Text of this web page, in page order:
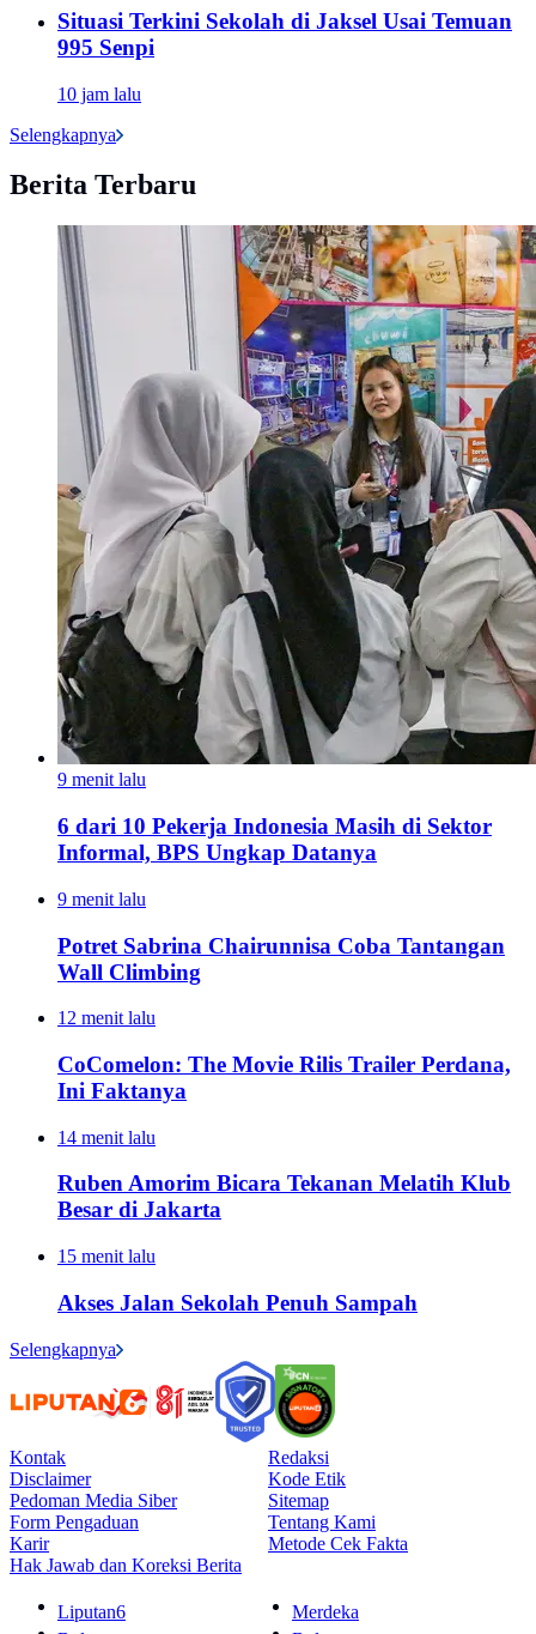
Situasi Terkini Sekolah di Jaksel Usai Temuan
995 Senpi
10 jam lalu
Selengkapnya
Berita Terbaru
9 menit lalu
6 dari 10 Pekerja Indonesia Masih di Sektor
Informal, BPS Ungkap Datanya
9 menit lalu
Potret Sabrina Chairunnisa Coba Tantangan
Wall Climbing
12 menit lalu
CoComelon: The Movie Rilis Trailer Perdana,
Ini Faktanya
14 menit lalu
Ruben Amorim Bicara Tekanan Melatih Klub
Besar di Jakarta
15 menit lalu
Akses Jalan Sekolah Penuh Sampah
Selengkapnya
Kontak
Redaksi
Disclaimer
Kode Etik
Pedoman Media Siber
Sitemap
Form Pengaduan
Tentang Kami
Karir
Metode Cek Fakta
Hak Jawab dan Koreksi Berita
Liputan6
Merdeka